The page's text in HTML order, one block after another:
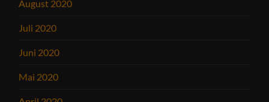
August 2020
Juli 2020
Juni 2020
Mai 2020